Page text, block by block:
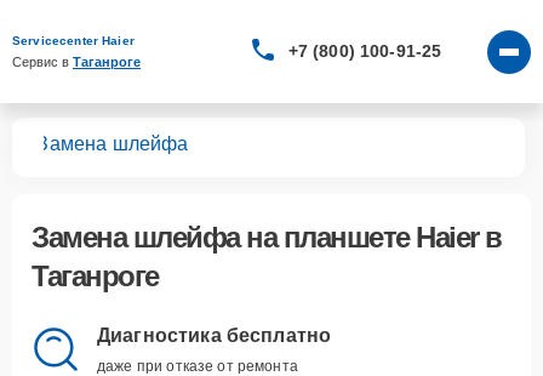
Servicecenter Haier
Сервис в Таганроге
+7 (800) 100-91-25
Замена шлейфа
Замена шлейфана планшете Haier в
Таганроге
Диагностика бесплатно
даже при отказе от ремонта